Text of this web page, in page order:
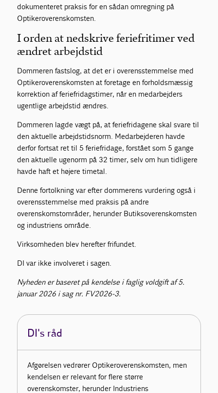
dokumenteret praksis for en sådan omregning på
Optikeroverenskomsten.
I orden at nedskrive feriefritimer ved
ændret arbejdstid
Dommeren fastslog, at det er i overensstemmelse med
Optikeroverenskomsten at foretage en forholdsmæssig
korrektion af feriefridagstimer, når en medarbejders
ugentlige arbejdstid ændres.
Dommeren lagde vægt på, at feriefridagene skal svare til
den aktuelle arbejdstidsnorm. Medarbejderen havde
derfor fortsat ret til 5 feriefridage, forstået som 5 gange
den aktuelle ugenorm på 32 timer, selv om hun tidligere
havde haft et højere timetal.
Denne fortolkning var efter dommerens vurdering også i
overensstemmelse med praksis på andre
overenskomstområder, herunder Butiksoverenskomsten
og industriens område.
Virksomheden blev herefter frifundet.
DI var ikke involveret i sagen.
Nyheden er baseret på kendelse i faglig voldgift af 5.
januar 2026 i sag nr. FV2026-3.
DI's råd
Afgørelsen vedrører Optikeroverenskomsten, men
kendelsen er relevant for flere større
overenskomster, herunder Industriens